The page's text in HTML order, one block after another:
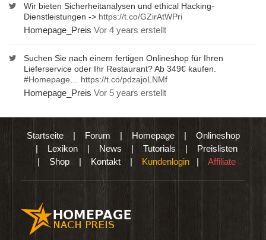
Wir bieten Sicherheitanalysen und ethical Hacking-
Dienstleistungen -> https://t.co/GZirAtWPri
Homepage_Preis Vor 4 years erstellt
Suchen Sie nach einem fertigen Onlineshop für Ihren
Lieferservice oder Ihr Restaurant? Ab 349€ kaufen.
#Homepage
https://t.co/pdzajoLNMf
Homepage_Preis Vor 5 years erstellt
Startseite| Forum | Homepage| Onlineshop
| Lexikon | News | Tutorials | Preislisten
| Shop | Kontakt | Kundenlogin | Affiliate